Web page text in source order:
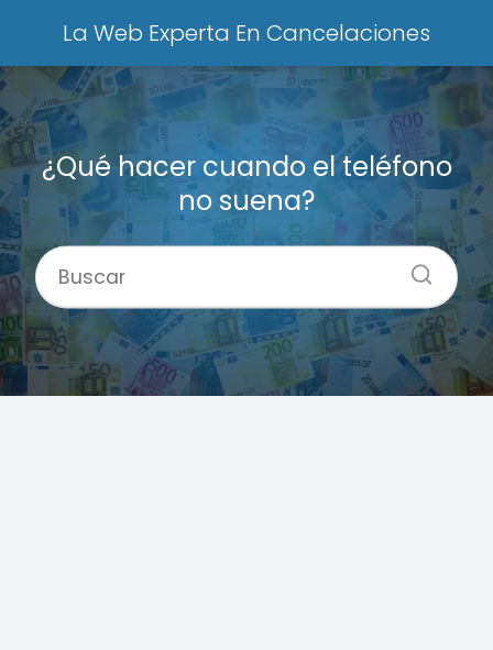
La Web Experta En Cancelaciones
¿Qué hacer cuando el teléfono
no suena?